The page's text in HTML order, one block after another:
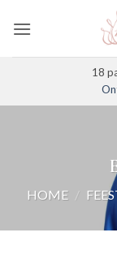
naar
18
HOME /